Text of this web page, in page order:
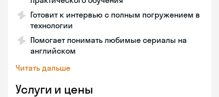
Готовит к интервью с полным погружением в
технологии
Помогает понимать любимые сериалы на
английском
Читать дальше
Услуги и цены